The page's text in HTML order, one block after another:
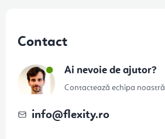
Contact
Ai nevoie de ajutor?
Contactează echipa noastră
info@flexity.ro